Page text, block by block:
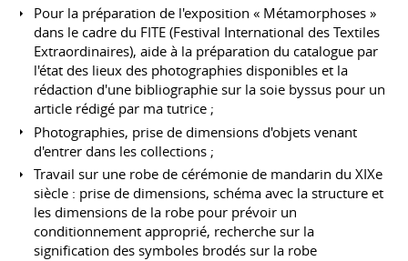
Pour la préparation de l'exposition « Métamorphoses »
dans le cadre du FITE (Festival International des Textiles
Extraordinaires), aide à la préparation du catalogue par
l'état des lieux des photographies disponibles et la
rédaction d'une bibliographie sur la soie byssus pour un
article rédigé par ma tutrice ;
Photographies, prise de dimensions d'objets venant
d'entrer dans les collections ;
Travail sur une robe de cérémonie de mandarin du XIXe
siècle : prise de dimensions, schéma avec la structure et
les dimensions de la robe pour prévoir un
conditionnement approprié, recherche sur la
signification des symboles brodés sur la robe